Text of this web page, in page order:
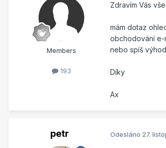
Members
193
Zdravím Vás
mám dotaz
obchodování e-
nebo spíš
Díky
Ax
petr Odesláno 27.